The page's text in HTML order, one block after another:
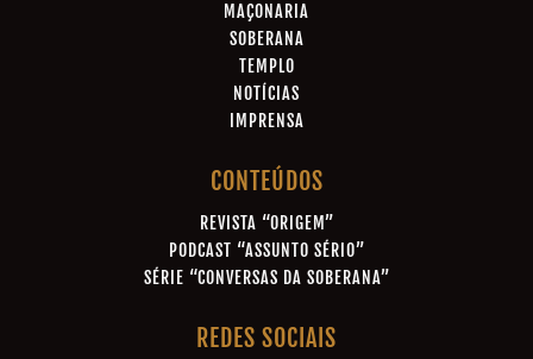
MAÇONARIA
SOBERANA
TEMPLO
NOTÍCIAS
IMPRENSA
CONTEÚDOS
REVISTA “ORIGEM”
PODCAST “ASSUNTO SÉRIO”
SÉRIE “CONVERSAS DA SOBERANA”
REDES SOCIAIS